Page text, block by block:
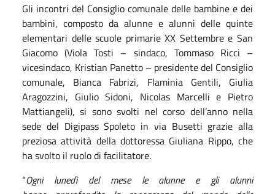
Gli incontri del Consiglio comunale delle bambine e dei
bambini, composto da alunne e alunni delle quinte
elementari delle scuole primarie XX Settembre e San
Giacomo (Viola Tosti – sindaco, Tommaso Ricci –
vicesindaco, Kristian Panetto – presidente del Consiglio
comunale, Bianca Fabrizi, Flaminia Gentili, Giulia
Aragozzini, Giulio Sidoni, Nicolas Marcelli e Pietro
Mattiangeli), si sono svolti nel corso dell’anno nella
sede del Digipass Spoleto in via Busetti grazie alla
preziosa attività della dottoressa Giuliana Rippo, che
ha svolto il ruolo di facilitatore.
“Ogni lunedì del mese le alunne e gli alunni